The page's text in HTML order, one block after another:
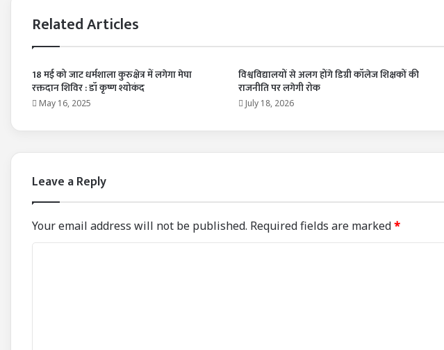
Related Articles
18 मई को जाट धर्मशाला कुरुक्षेत्र में लगेगा मेघा
रक्तदान शिविर : डॉ कृष्ण श्योकंद
May 16, 2025
विश्वविद्यालयों से अलग होंगे डिग्री कॉलेज शिक्षकों की
राजनीति पर लगेगी रोक
July 18, 2026
Leave a Reply
Your email address will not be published. Required fields are marked*